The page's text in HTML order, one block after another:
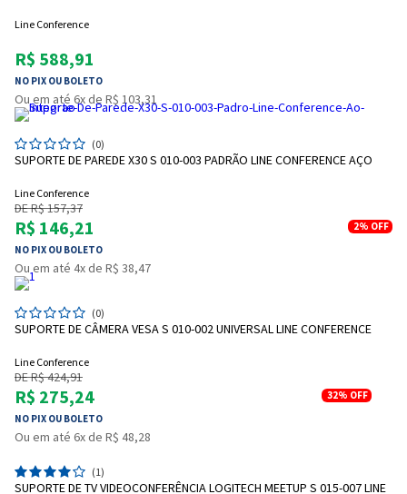
Entrega Flash
Cartão de crédito
Pagamento via Pix
Retire na Loja
Line Conference
R$ 588,91
NO PIX OU BOLETO
Ou em até 6x de R$ 103,31
(0)
SUPORTE DE PAREDE X30 S 010-003 PADRÃO LINE CONFERENCE AÇO
Line Conference
DE R$ 157,37
R$ 146,21
NO PIX OU BOLETO
2% OFF
Ou em até 4x de R$ 38,47
(0)
SUPORTE DE CÂMERA VESA S 010-002 UNIVERSAL LINE CONFERENCE
Line Conference
DE R$ 424,91
R$ 275,24
NO PIX OU BOLETO
32% OFF
Ou em até 6x de R$ 48,28
(1)
SUPORTE DE TV VIDEOCONFERÊNCIA LOGITECH MEETUP S 015-007 LINE